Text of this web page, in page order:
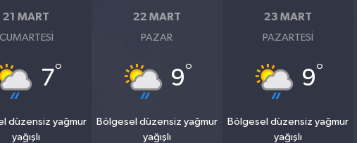
21 MART
CUMARTESI
7°
düzensiz yağmur
yağışlı
22 MART
PAZAR
9°
Bölgesel düzensiz yağmur
yağışlı
23 MART
PAZARTESI
9°
Bölgesel düzensiz yağmur
yağışlı